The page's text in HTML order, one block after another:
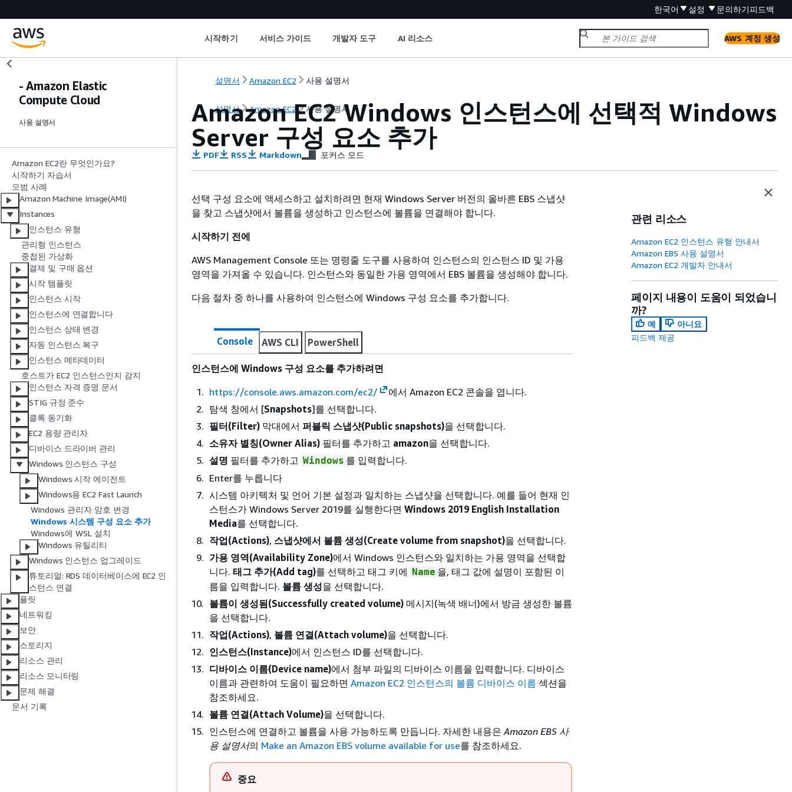
한국어 설정 문의하기피드백
시작하기 서비스 가이드 개발자 도구 AI 리소스 AWS 계정 생성
- Amazon Elastic
Compute Cloud
사용 설명서
Amazon EC2란 무엇인가요?
시작하기 자습서
모범 사례
Amazon Machine Image(AMI)
Instances
인스턴스 유형
관리형 인스턴스
중첩된 가상화
결제 및 구매 옵션
시작 템플릿
인스턴스 시작
인스턴스에 연결합니다
인스턴스 상태 변경
자동 인스턴스 복구
인스턴스 메타데이터
호스트가 EC2 인스턴스인지 감지
인스턴스 자격 증명 문서
STIG 규정 준수
클록 동기화
EC2 용량 관리자
디바이스 드라이버 관리
Windows 인스턴스 구성
Windows 시작 에이전트
Windows용 EC2 Fast Launch
Windows 관리자 암호 변경
Windows 시스템 구성 요소 추가
Windows에 WSL 설치
Windows 유틸리티
Windows 인스턴스 업그레이드
튜토리얼: RDS 데이터베이스에 EC2 인
스턴스 연결
플릿
네트워킹
보안
스토리지
리소스 관리
리소스 모니터링
문제 해결
문서 기록
설명서 Amazon EC2 사용 설명서
설명서 Amazon EC2 사용 설명서
Amazon EC2 Windows 인스턴스에 선택적 Windows
Server 구성 요소 추가
PDF RSS Markdown 포커스 모드
선택 구성 요소에 액세스하고 설치하려면 현재 Windows Server 버전의 올바른 EBS 스냅샷
을 찾고 스냅샷에서 볼륨을 생성하고 인스턴스에 볼륨을 연결해야 합니다.
시작하기 전에
AWS Management Console 또는 명령줄 도구를 사용하여 인스턴스의 인스턴스 ID 및 가용
영역을 가져올 수 있습니다. 인스턴스와 동일한 가용 영역에서 EBS 볼륨을 생성해야 합니다.
다음 절차 중 하나를 사용하여 인스턴스에 Windows 구성 요소를 추가합니다.
Console AWS CLI PowerShell
인스턴스에 Windows 구성 요소를 추가하려면
https://console.aws.amazon.com/ec2/
에서 Amazon EC2 콘솔을 엽니다.
탐색 창에서 [Snapshots]를 선택합니다.
필터(Filter) 막대에서 퍼블릭 스냅샷(Public snapshots)을 선택합니다.
소유자 별칭(Owner Alias) 필터를 추가하고 amazon을 선택합니다.
설명 필터를 추가하고 Windows 를 입력합니다.
Enter를 누릅니다
시스템 아키텍처 및 언어 기본 설정과 일치하는 스냅샷을 선택합니다. 예를 들어 현재 인
스턴스가 Windows Server 2019를 실행한다면 Windows 2019 English Installation
Media를 선택합니다.
작업(Actions), 스냅샷에서 볼륨 생성(Create volume from snapshot)을 선택합니다.
가용 영역(Availability Zone)에서 Windows 인스턴스와 일치하는 가용 영역을 선택합
니다. 태그 추가(Add tag)를 선택하고 태그 키에 Name 을, 태그 값에 설명이 포함된 이
름을 입력합니다. 볼륨 생성을 선택합니다.
볼륨이 생성됨(Successfully created volume) 메시지(녹색 배너)에서 방금 생성한 볼륨
을 선택합니다.
작업(Actions), 볼륨 연결(Attach volume)을 선택합니다.
인스턴스(Instance)에서 인스턴스 ID를 선택합니다.
디바이스 이름(Device name)에서 첨부 파일의 디바이스 이름을 입력합니다. 디바이스
이름과 관련하여 도움이 필요하면 Amazon EC2 인스턴스의 볼륨 디바이스 이름 섹션을
참조하세요.
볼륨 연결(Attach Volume)을 선택합니다.
인스턴스에 연결하고 볼륨을 사용 가능하도록 만듭니다. 자세한 내용은Amazon EBS 사
용 설명서의 Make an Amazon EBS volume available for use를 참조하세요.
중요
관련 리소스
Amazon EC2 인스턴스 유형 안내서
Amazon EBS 사용 설명서
Amazon EC2 개발자 안내서
페이지 내용이 도움이 되었습니
까?
예
아니요
피드백 제공